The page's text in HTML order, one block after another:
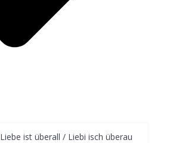
Liebe ist überall / Liebi isch überau